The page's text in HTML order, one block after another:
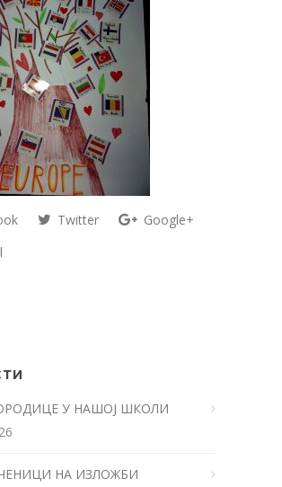
Twitter
Google+
У НАШОЈ ШКОЛИ
НА ИЗЛОЖБИ